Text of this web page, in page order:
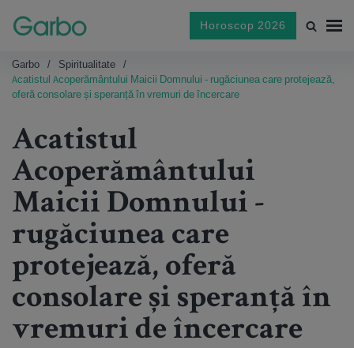
Horoscop 2026
Garbo
Spiritualitate
Acatistul Acoperământului Maicii Domnului - rugăciunea care protejează,
oferă consolare și speranță în vremuri de încercare
Acatistul
Acoperământului
Maicii Domnului -
rugăciunea care
protejează, oferă
consolare și speranță în
vremuri de încercare